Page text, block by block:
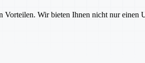
Wir bieten Ihnen nicht nur